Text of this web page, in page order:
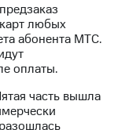
любых
абонента МТС.
оплаты.
часть вышла